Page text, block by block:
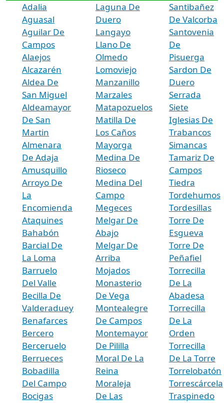
Adalia
Aguasal
Aguilar De
Campos
Alaejos
Alcazarén
Aldea De
San Miguel
Aldeamayor
De San
Martin
Almenara
De Adaja
Amusquillo
Arroyo De
La
Encomienda
Ataquines
Bahabón
Barcial De
La Loma
Barruelo
Del Valle
Becilla De
Valderaduey
Benafarces
Bercero
Berceruelo
Berrueces
Bobadilla
Del Campo
Bocigas
Laguna De
Duero
Langayo
Llano De
Olmedo
Lomoviejo
Manzanillo
Marzales
Matapozuelos
Matilla De
Los Caños
Mayorga
Medina De
Rioseco
Medina Del
Campo
Megeces
Melgar De
Abajo
Melgar De
Arriba
Mojados
Monasterio
De Vega
Montealegre
De Campos
Montemayor
De Pililla
Moral De La
Reina
Moraleja
De Las
Santibañez
De Valcorba
Santovenia
De
Pisuerga
Sardon De
Duero
Serrada
Siete
Iglesias De
Trabancos
Simancas
Tamariz De
Campos
Tiedra
Tordehumos
Tordesillas
Torre De
Esgueva
Torre De
Peñafiel
Torrecilla
De La
Abadesa
Torrecilla
De La
Orden
Torrecilla
De La Torre
Torrelobatón
Torrescárcela
Traspinedo